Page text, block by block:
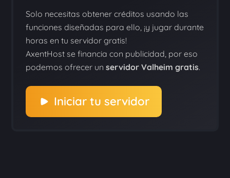
Solo necesitas obtener créditos usando las
funciones diseñadas para ello, ¡y jugar durante
horas en tu servidor gratis!
AxentHost se financia con publicidad, por eso
podemos ofrecer unservidor Valheim gratis.
Iniciar tu servidor